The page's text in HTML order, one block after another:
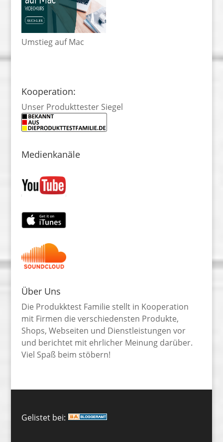
Umstieg auf Mac
Kooperation:
Unser Produkttester Siegel
Medienkanäle
Über Uns
Die Produkktest Familie stellt in Kooperation
mit Firmen die verschiedensten Produkte,
Shops, Webseiten und Dienstleistungen vor
und berichtet mit ehrlicher Meinung darüber.
Viel Spaß beim stöbern!
Gelistet bei: